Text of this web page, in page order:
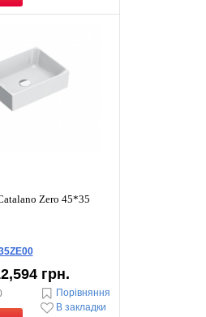
Zero 45*35
грн.
Порівняння
В закладки